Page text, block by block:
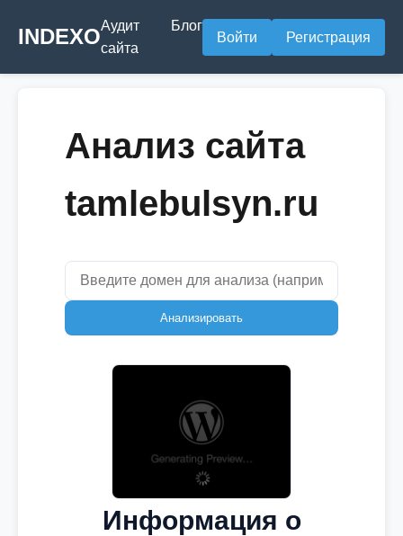
INDEXOАудит
сайта
Блог
Войти Регистрация
Анализ сайта
tamlebulsyn.ru
Анализировать
Информация о